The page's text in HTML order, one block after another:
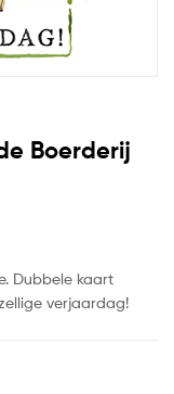
Boerderij
Dubbele kaart
verjaardag!